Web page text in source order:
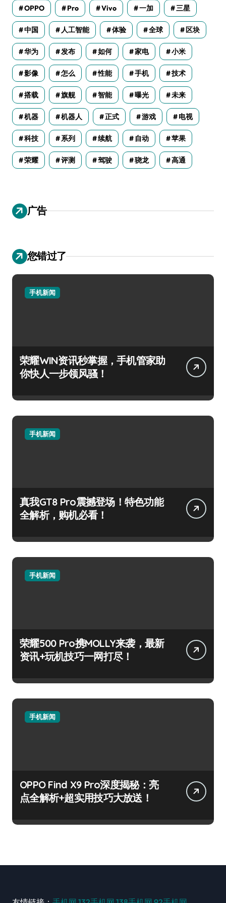
OPPO Pro Vivo 一加 三星
中国 人工智能 体验 全球 区块
华为 发布 如何 家电 小米
影像 怎么 性能 手机 技术
搭载 旗舰 智能 曝光 未来
机器 机器人 正式 游戏 电视
科技 系列 续航 自动 苹果
荣耀 评测 驾驶 骁龙 高通
广告
您错过了
手机新闻
荣耀WIN资讯秒掌握，手机管家助
你快人一步领风骚！
手机新闻
真我GT8 Pro震撼登场！特色功能
全解析，购机必看！
手机新闻
荣耀500 Pro携MOLLY来袭，最新
资讯+玩机技巧一网打尽！
手机新闻
OPPO Find X9 Pro深度揭秘：亮
点全解析+超实用技巧大放送！